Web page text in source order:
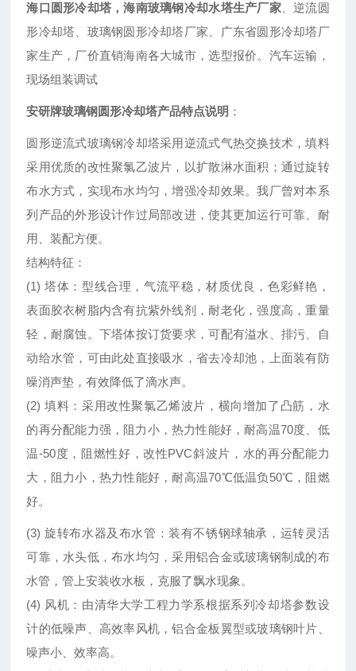
海口圆形冷却塔，海南玻璃钢冷却水塔生产厂家、逆流圆
形冷却塔、玻璃钢圆形冷却塔厂家、广东省圆形冷却塔厂
家生产，厂价直销海南各大城市，选型报价。汽车运输，
现场组装调试
安研牌玻璃钢圆形冷却塔产品特点说明 ：
圆形逆流式玻璃钢冷却塔采用逆流式气热交换技术，填料
采用优质的改性聚氯乙波片，以扩散淋水面积；通过旋转
布水方式，实现布水均匀，增强冷却效果。我厂曾对本系
列产品的外形设计作过局部改进，使其更加运行可靠、耐
用、装配方便。
结构特征：
(1) 塔体：型线合理，气流平稳，材质优良，色彩鲜艳，
表面胶衣树脂内含有抗紫外线剂，耐老化，强度高，重量
轻，耐腐蚀。下塔体按订货要求，可配有溢水、排污、自
动给水管，可由此处直接吸水，省去冷却池，上面装有防
噪消声垫，有效降低了滴水声。
(2) 填料：采用改性聚氯乙烯波片，横向增加了凸筋，水
的再分配能力强，阻力小，热力性能好，耐高温70度、低
温-50度，阻燃性好，改性PVC斜波片，水的再分配能力
大，阻力小，热力性能好，耐高温70℃低温负50℃，阻燃
好。
(3) 旋转布水器及布水管：装有不锈钢球轴承，运转灵活
可靠，水头低，布水均匀，采用铝合金或玻璃钢制成的布
水管，管上安装收水板，克服了飘水现象。
(4) 风机：由清华大学工程力学系根据系列冷却塔参数设
计的低噪声、高效率风机，铝合金板翼型或玻璃钢叶片、
噪声小、效率高。